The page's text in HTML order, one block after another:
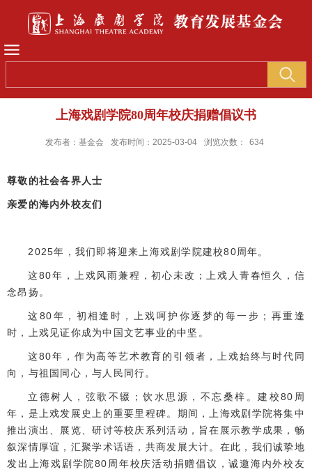
上海戏剧学院80周年校庆捐赠倡议书
发布者：基金会 发布时间：2025-03-04 浏览次数： 634
尊敬的社会各界人士
亲爱的海内外校友们
2025年，我们即将迎来上海戏剧学院建校80周年。
这80年，上戏风雨兼程，初心未改；上戏人青春恒久，信
念昂扬。
这80年，初相逢时，上戏呵护你逐梦的每一步；再重逢
时，上戏见证你成为中国文艺事业的中坚。
这80年，作为高等艺术教育的引领者，上戏始终与时代同
向，与祖国同心，与人民同行。
立德树人，弦歌不辍；饮水思源，不忘桑梓。建校80周
年，是上戏发展史上的重要里程碑。期间，上海戏剧学院将集中
推出演出、展览、研讨等校庆系列活动，旨在展示教学成果，畅
叙深情厚谊，汇聚学术话语，共商发展大计。在此，我们诚挚地
发出上海戏剧学院80周年校庆活动捐赠倡议，诚邀海内外校友